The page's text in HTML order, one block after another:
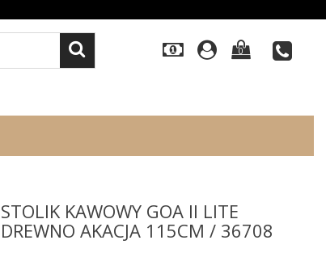
0
STOLIK KAWOWY GOA II LITE
DREWNO AKACJA 115CM / 36708